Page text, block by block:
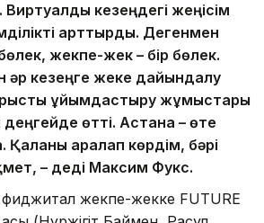
Виртуалды кезеңдегі жеңісім
арттырды. Дегенмен
жекпе-жек – бір бөлек.
әр кезеңге жеке дайындалу
ұйымдастыру жұмыстары
деңгейде өтті. Астана – өте
Қаланы аралап көрдім, бәрі
– деді Максим Фукс.
фиджитал жекпе-жекке FUTURE